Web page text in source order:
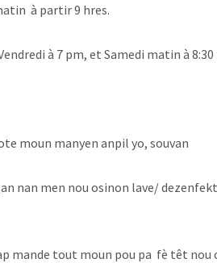
à partir 9 hres.
à 7 pm, et Samedi matin à 8:30
moun manyen anpil yo, souvan
nan men nou osinon lave/
mande tout moun pou pa fè têt nou